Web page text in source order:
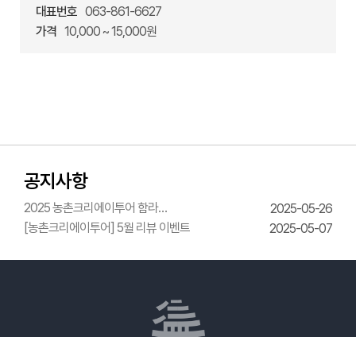
대표번호 063-861-6627
가격 10,000 ~ 15,000원
공지사항
2025 농촌크리에이투어 함라
한옥체험관 웨딩의상체험
2025-05-26
[농촌크리에이투어] 5월 리뷰 이벤트
2025-05-07